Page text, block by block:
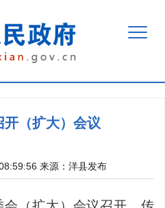
开（扩大）会议
来源： 洋县发布